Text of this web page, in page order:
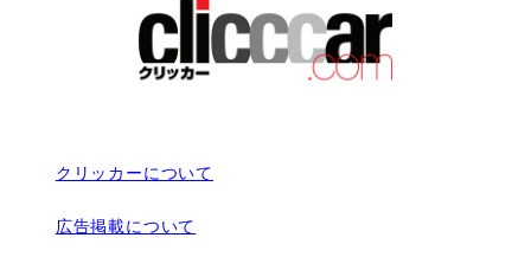
クリッカーについて
広告掲載について